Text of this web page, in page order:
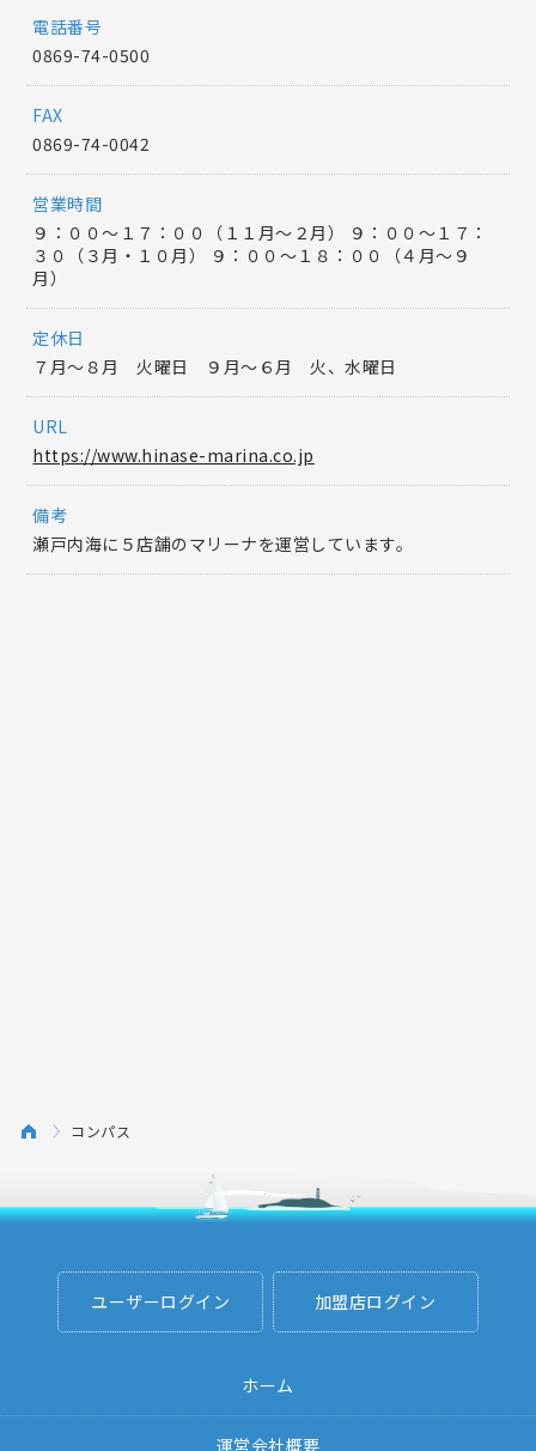
電話番号
0869-74-0500
FAX
0869-74-0042
営業時間
９：００～１７：００（１１月～２月） ９：００～１７：
３０（３月・１０月） ９：００～１８：００（４月～９
月）
定休日
７月～８月 火曜日 ９月〜６月 火、水曜日
URL
https://www.hinase-marina.co.jp
備考
瀬戸内海に５店舗のマリーナを運営しています。
コンパス
ユーザーログイン 加盟店ログイン
ホーム
運営会社概要